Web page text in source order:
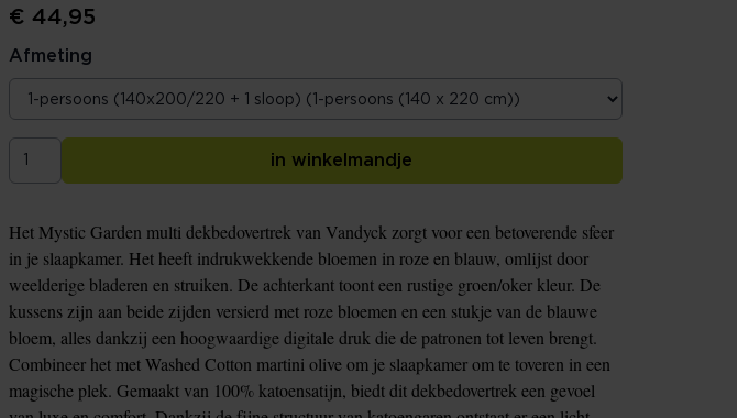
€ 44,95
Afmeting
in winkelmandje
Het Mystic Garden multi dekbedovertrek van Vandyck zorgt voor een betoverende sfeer
in je slaapkamer. Het heeft indrukwekkende bloemen in roze en blauw, omlijst door
weelderige bladeren en struiken. De achterkant toont een rustige groen/oker kleur. De
kussens zijn aan beide zijden versierd met roze bloemen en een stukje van de blauwe
bloem, alles dankzij een hoogwaardige digitale druk die de patronen tot leven brengt.
Combineer het met Washed Cotton martini olive om je slaapkamer om te toveren in een
magische plek. Gemaakt van 100% katoensatijn, biedt dit dekbedovertrek een gevoel